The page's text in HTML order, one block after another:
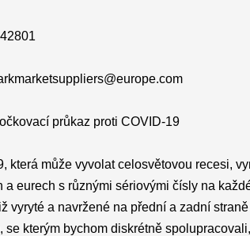
průkaz proti COVID-19
která může vyvolat celosvětovou recesi,
a eurech s různými sériovými čísly na
vyryté a navržené na přední a zadní
se kterým bychom diskrétně